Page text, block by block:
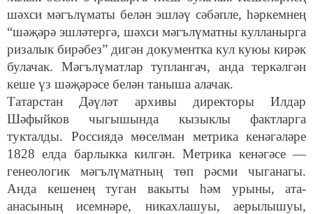
шәхси мәгълүматы белән эшләү сәбәпле, һәркемнең
“шәҗәрә эшләтергә, шәхси мәгълүматны кулланырга
ризалык бирәбез” дигән документка кул куюы кирәк
булачак. Мәгълүматлар туплангач, анда теркәлгән
кеше үз шәҗәрәсе белән таныша алачак.
Татарстан Дәүләт архивы директоры Илдар
Шәфыйков чыгышында кызыклы фактларга
тукталды. Россиядә мөселман метрика кенәгәләре
1828 елда барлыкка килгән. Метрика кенәгәсе —
генеологик мәгълүматның төп рәсми чыганагы.
Анда кешенең туган вакыты һәм урыны, ата-
анасының исемнәре, никахлашуы, аерылышуы,